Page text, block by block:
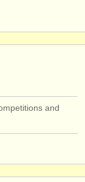
and